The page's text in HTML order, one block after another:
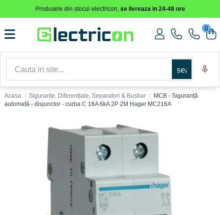
Produsele din stocul electricon, se livreaza in 24-48 ore
0
search
Acasa Siguranțe, Diferențiale, Separatori & Busbar
MCB - Siguranță
automată - disjunctor - curba C 16A 6kA 2P 2M Hager MC216A